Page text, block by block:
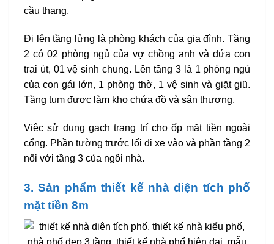
cầu thang.
Đi lên tầng lửng là phòng khách của gia đình. Tầng
2 có 02 phòng ngủ của vợ chồng anh và đứa con
trai út, 01 vệ sinh chung. Lên tầng 3 là 1 phòng ngủ
của con gái lớn, 1 phòng thờ, 1 vệ sinh và giặt giũ.
Tầng tum được làm kho chứa đồ và sân thượng.
Việc sử dụng gạch trang trí cho ốp mặt tiền ngoài
cổng. Phần tường trước lối đi xe vào và phần tầng 2
nối với tầng 3 của ngôi nhà.
3. Sản phẩm thiết kế nhà diện tích phố
mặt tiền 8m